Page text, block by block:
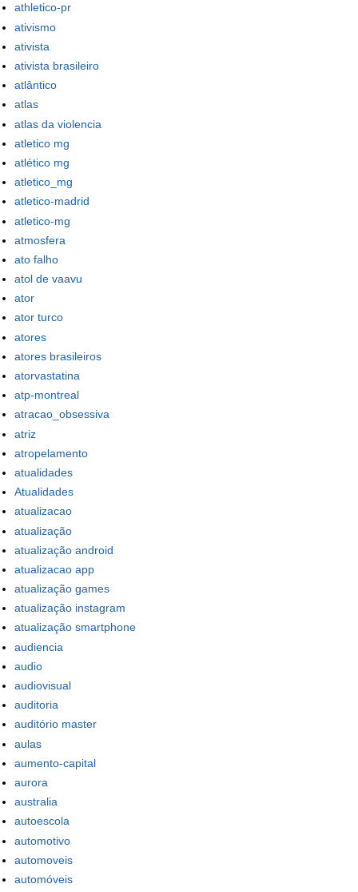
athletico-pr
ativismo
ativista
ativista brasileiro
atlântico
atlas
atlas da violencia
atletico mg
atlético mg
atletico_mg
atletico-madrid
atletico-mg
atmosfera
ato falho
atol de vaavu
ator
ator turco
atores
atores brasileiros
atorvastatina
atp-montreal
atracao_obsessiva
atriz
atropelamento
atualidades
Atualidades
atualizacao
atualização
atualização android
atualizacao app
atualização games
atualização instagram
atualização smartphone
audiencia
audio
audiovisual
auditoria
auditório master
aulas
aumento-capital
aurora
australia
autoescola
automotivo
automoveis
automóveis